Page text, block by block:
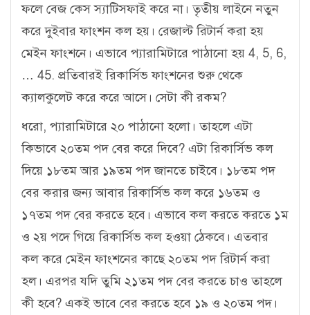
ফলে বেজ কেস স্যাটিসফাই করে না। তৃতীয় লাইনে নতুন
করে দুইবার ফাংশন কল হয়। রেজাল্ট রিটার্ন করা হয়
মেইন ফাংশনে। এভাবে প্যারামিটারে পাঠানো হয় 4, 5, 6,
… 45. প্রতিবারই রিকার্সিভ ফাংশনের শুরু থেকে
ক্যালকুলেট করে করে আসে। সেটা কী রকম?
ধরো, প্যারামিটারে ২০ পাঠানো হলো। তাহলে এটা
কিভাবে ২০তম পদ বের করে দিবে? এটা রিকার্সিভ কল
দিয়ে ১৮তম আর ১৯তম পদ জানতে চাইবে। ১৮তম পদ
বের করার জন্য আবার রিকার্সিভ কল করে ১৬তম ও
১৭তম পদ বের করতে হবে। এভাবে কল করতে করতে ১ম
ও ২য় পদে গিয়ে রিকার্সিভ কল হওয়া ঠেকবে। এতবার
কল করে মেইন ফাংশনের কাছে ২০তম পদ রিটার্ন করা
হল। এরপর যদি তুমি ২১তম পদ বের করতে চাও তাহলে
কী হবে? একই ভাবে বের করতে হবে ১৯ ও ২০তম পদ।